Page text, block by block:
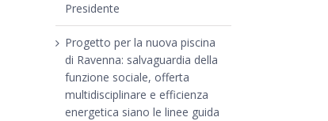
Presidente
Progetto per la nuova piscina
di Ravenna: salvaguardia della
funzione sociale, offerta
multidisciplinare e efficienza
energetica siano le linee guida